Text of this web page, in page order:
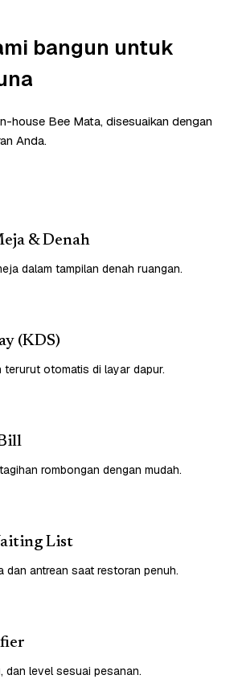
bangun untuk
house Bee Mata, disesuaikan dengan
Anda.
& Denah
dalam tampilan denah ruangan.
(KDS)
terurut otomatis di layar dapur.
rombongan dengan mudah.
List
dan antrean saat restoran penuh.
dan level sesuai pesanan.